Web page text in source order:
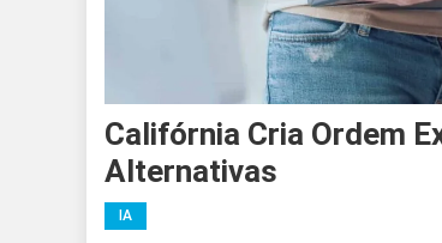
Califórnia Cria Ordem
Alternativas
IA